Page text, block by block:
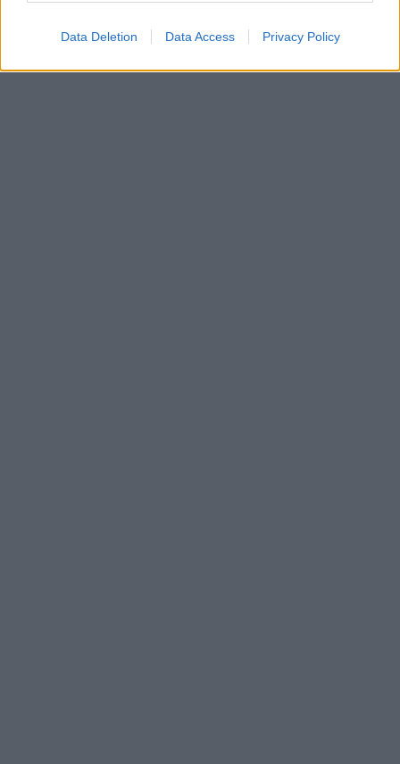
Data Deletion Data Access Privacy Policy